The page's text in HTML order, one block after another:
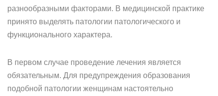
разнообразными факторами. В медицинской практике
принято выделять патологии патологического и
функционального характера.
В первом случае проведение лечения является
обязательным. Для предупреждения образования
подобной патологии женщинам настоятельно